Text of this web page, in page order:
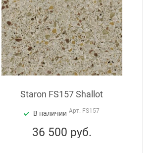
Staron FS157 Shallot
В наличии Арт. FS157
36 500 руб.